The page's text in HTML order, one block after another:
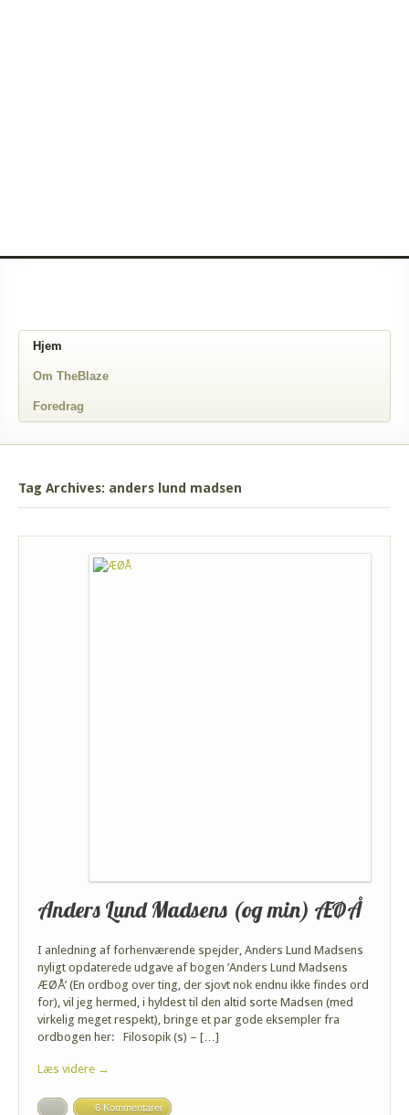
Hjem
Om TheBlaze
Foredrag
Tag Archives: anders lund madsen
Anders Lund Madsens (og min) ÆØÅ
I anledning af forhenværende spejder, Anders Lund Madsens
nyligt opdaterede udgave af bogen ’Anders Lund Madsens
ÆØÅ’ (En ordbog over ting, der sjovt nok endnu ikke findes ord
for), vil jeg hermed, i hyldest til den altid sorte Madsen (med
virkelig meget respekt), bringe et par gode eksempler fra
ordbogen her: Filosopik (s) – […]
Læs videre →
6 Kommentarer